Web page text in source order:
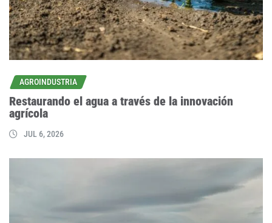
AGROINDUSTRIA
Restaurando el agua a través de la innovación
agrícola
JUL 6, 2026